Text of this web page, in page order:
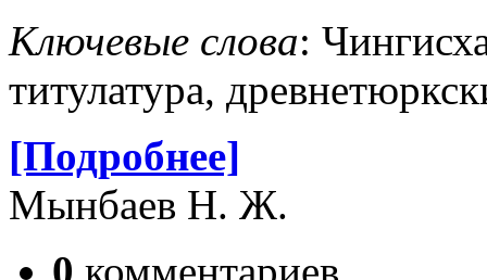
Ключевые слова:
титулатура,
[Подробнее]
Мынбаев Н. Ж.